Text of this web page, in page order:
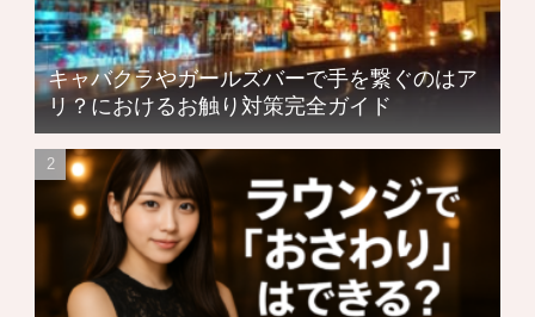
キャバクラやガールズバーで手を繋ぐのはア
リ？におけるお触り対策完全ガイド